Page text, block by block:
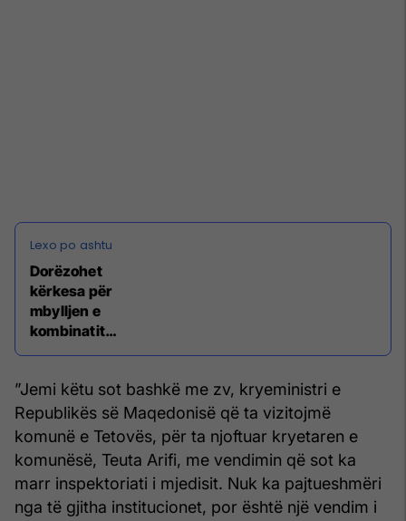
Dorëzohet
kërkesa për
mbylljen e
kombinatit
''Jugohrom''
”Jemi këtu sot bashkë me zv, kryeministri e
Republikës së Maqedonisë që ta vizitojmë
komunë e Tetovës, për ta njoftuar kryetaren e
komunësë, Teuta Arifi, me vendimin që sot ka
marr inspektoriati i mjedisit. Nuk ka pajtueshmëri
nga të gjitha institucionet, por është një vendim i